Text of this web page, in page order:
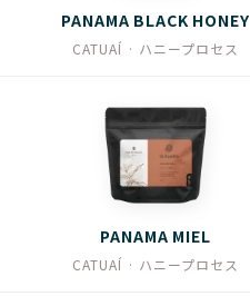
PANAMA BLACK HONEY
CATUAÍ · ハニープロセス
PANAMA MIEL
CATUAÍ · ハニープロセス